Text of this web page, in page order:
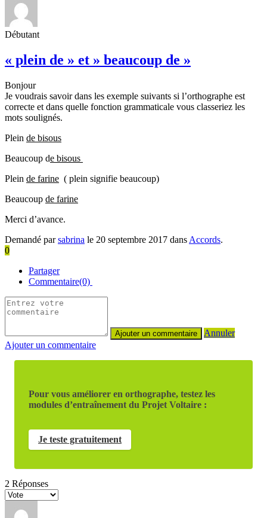
Débutant
« plein de » et » beaucoup de »
Bonjour
Je voudrais savoir dans les exemple suivants si l’orthographe est
correcte et dans quelle fonction grammaticale vous classeriez les
mots soulignés.
Plein de bisous
Beaucoup de bisous
Plein de farine ( plein signifie beaucoup)
Beaucoup de farine
Merci d’avance.
Demandé parsabrina le 20 septembre 2017 dans Accords.
0
Partager
Commentaire(0)
Annuler
Ajouter un commentaire
Pour vous améliorer en orthographe, testez les
modules d’entraînement du Projet Voltaire :
Je teste gratuitement
2 Réponses